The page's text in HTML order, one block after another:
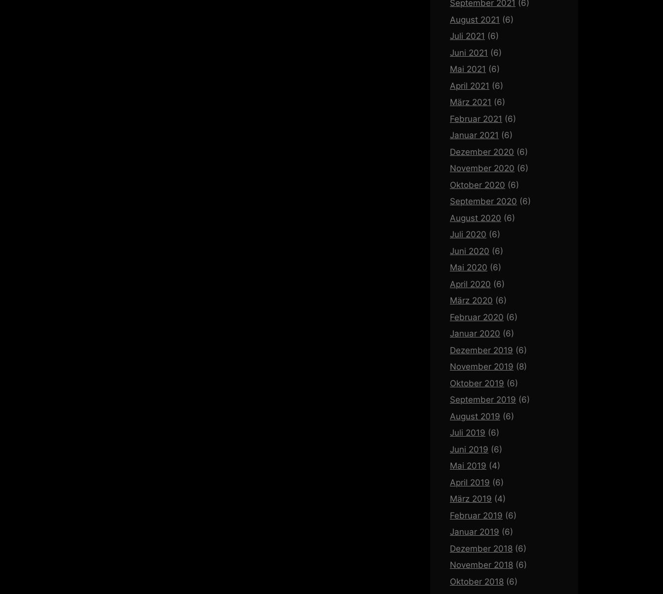
September 2021 (6)
August 2021 (6)
Juli 2021 (6)
Juni 2021 (6)
Mai 2021 (6)
April 2021 (6)
März 2021 (6)
Februar 2021 (6)
Januar 2021 (6)
Dezember 2020 (6)
November 2020 (6)
Oktober 2020 (6)
September 2020 (6)
August 2020 (6)
Juli 2020 (6)
Juni 2020 (6)
Mai 2020 (6)
April 2020 (6)
März 2020 (6)
Februar 2020 (6)
Januar 2020 (6)
Dezember 2019 (6)
November 2019 (8)
Oktober 2019 (6)
September 2019 (6)
August 2019 (6)
Juli 2019 (6)
Juni 2019 (6)
Mai 2019 (4)
April 2019 (6)
März 2019 (4)
Februar 2019 (6)
Januar 2019 (6)
Dezember 2018 (6)
November 2018 (6)
Oktober 2018 (6)